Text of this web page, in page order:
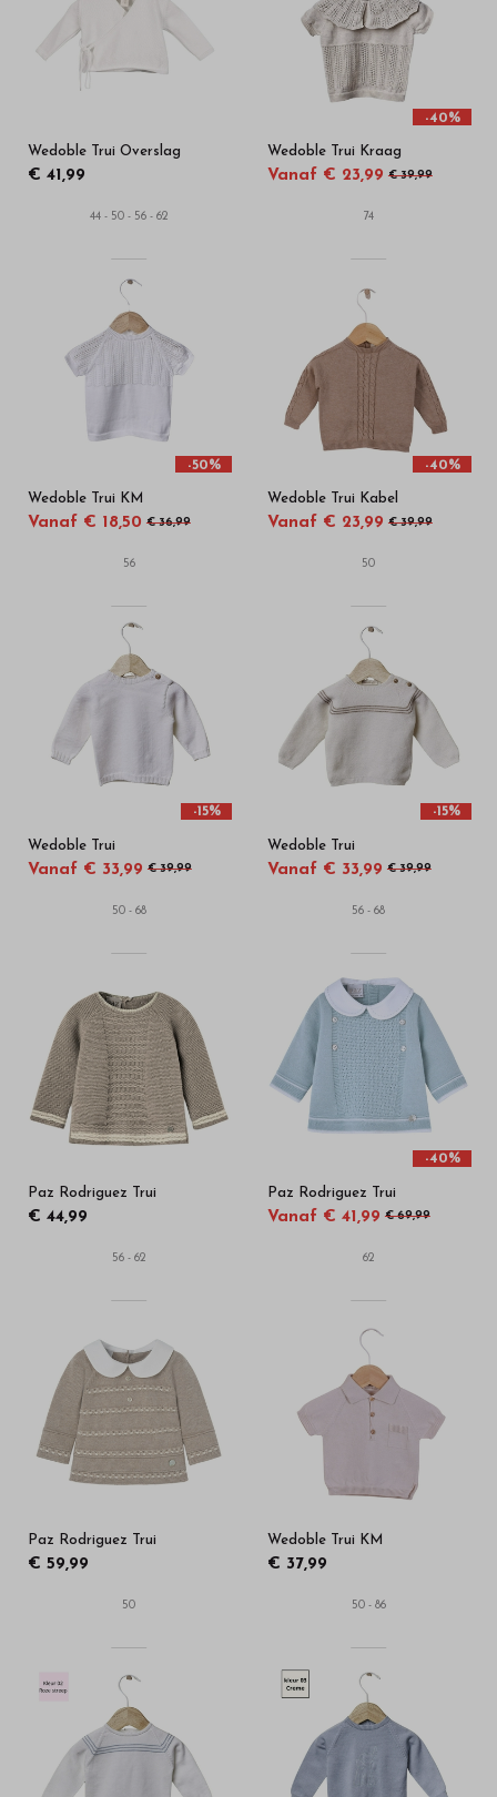
Wedoble Trui Overslag
€ 41,99
44 - 50 - 56 - 62
-40%
Wedoble Trui Kraag
Vanaf € 23,99 € 39,99
74
-50%
Wedoble Trui KM
Vanaf € 18,50 € 36,99
56
-40%
Wedoble Trui Kabel
Vanaf € 23,99 € 39,99
50
-15%
Wedoble Trui
Vanaf € 33,99 € 39,99
50 - 68
-15%
Wedoble Trui
Vanaf € 33,99 € 39,99
56 - 68
Paz Rodriguez Trui
€ 44,99
56 - 62
-40%
Paz Rodriguez Trui
Vanaf € 41,99 € 69,99
62
Paz Rodriguez Trui
€ 59,99
50
Wedoble Trui KM
€ 37,99
50 - 86